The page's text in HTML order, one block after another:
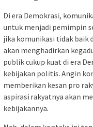
Di era Demokrasi,
untuk menjadi pemimpin
jika komunikasi tidak baik
akan menghadirkan
publik cukup kuat di era
kebijakan politis. Angin
memberikan kesan pro
aspirasi rakyatnya akan
kebijakannya.